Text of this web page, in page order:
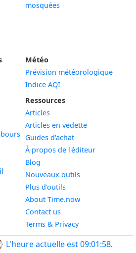
mosquées
Widget
Météo
Prévision météorologique
Indice AQI
Ressources
Articles
Articles en vedette
Guides d'achat
À propos de l'éditeur
Blog
Nouveaux outils
Plus d'outils
About Time.now
Contact us
Terms & Privacy
L'heure actuelle est 09:02:00.